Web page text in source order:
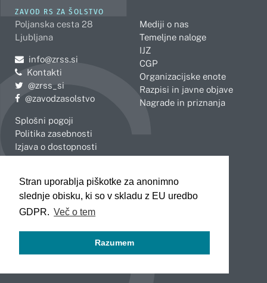
Stran uporablja piškotke za anonimno
slednje obisku, ki so v skladu z EU uredbo
GDPR. Več o tem
Razumem
ZAVOD RS ZA ŠOLSTVO
Poljanska cesta 28
Ljubljana
Pošljite e-mail na
info@zrss.si
Kontakti
Pojdite na Twitter:
@zrss_si
Pojdite na Facebook:
@zavodzasolstvo
Splošni pogoji
Politika zasebnosti
Izjava o dostopnosti
Mediji o nas
Temeljne naloge
IJZ
CGP
Organizacijske enote
Razpisi in javne objave
Nagrade in priznanja
Celje
Koper
Kranj
Novo mesto
Slovenj Gradec